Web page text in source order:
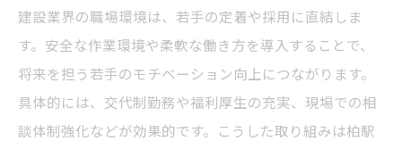
建設業界の職場環境は、若手の定着や採用に直結しま
す。安全な作業環境や柔軟な働き方を導入することで、
将来を担う若手のモチベーション向上につながります。
具体的には、交代制勤務や福利厚生の充実、現場での相
談体制強化などが効果的です。こうした取り組みは柏駅